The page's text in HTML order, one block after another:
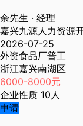
余先生 · 经理
嘉兴九源人力资源
2026-07-25
外资食品厂普工
浙江嘉兴南湖区
6000-8000元
企业性质 10人
申请